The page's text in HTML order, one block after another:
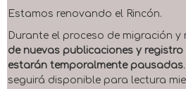
Estamos renovando el Rincón.
Durante el proceso de migración y
de nuevas publicaciones y
estarán temporalmente pausadas
seguirá disponible para lectura